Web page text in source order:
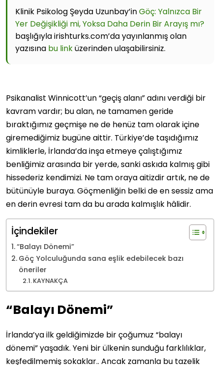
Klinik Psikolog Şeyda Uzunbay’inGöç: Yalnızca Bir
Yer Değişikliği mi, Yoksa Daha Derin Bir Arayış mı?
başlığıyla irishturks.com’da yayınlanmış olan
yazısına bu linküzerinden ulaşabilirsiniz.
Psikanalist Winnicott’un “geçiş alanı” adını verdiği bir
kavram vardır; bu alan, ne tamamen geride
bıraktığımız geçmişe ne de henüz tam olarak içine
giremediğimiz bugüne aittir. Türkiye’de taşıdığımız
kimliklerle, İrlanda’da inşa etmeye çalıştığımız
benliğimiz arasında bir yerde, sanki askıda kalmış gibi
hissederiz kendimizi. Ne tam oraya aitizdir artık, ne de
bütünüyle buraya. Göçmenliğin belki de en sessiz ama
en derin evresi tam da bu arada kalmışlık hâlidir.
İçindekiler
“Balayı Dönemi”
Göç Yolculuğunda sana eşlik edebilecek bazı
öneriler
KAYNAKÇA
“Balayı Dönemi”
İrlanda’ya ilk geldiğimizde bir çoğumuz “balayı
dönemi” yaşadık. Yeni bir ülkenin sunduğu farklılıklar,
keşfedilmemiş sokaklar.. Ancak zamanla bu tazelik